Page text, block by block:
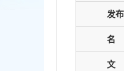
发
名
文